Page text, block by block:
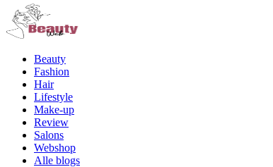
Beauty
Fashion
Hair
Lifestyle
Make-up
Review
Salons
Webshop
Alle blogs